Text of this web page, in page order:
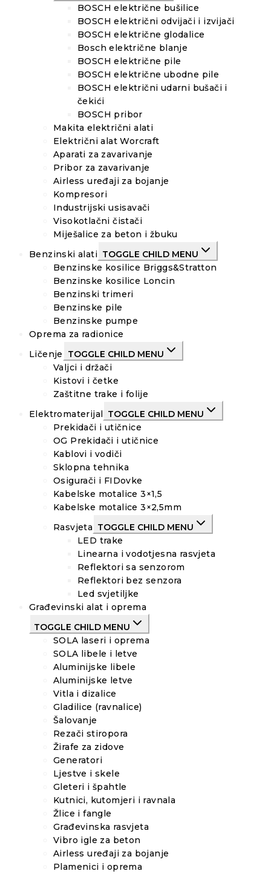
BOSCH električne bušilice
BOSCH električni odvijači i izvijači
BOSCH električne glodalice
Bosch električne blanje
BOSCH električne pile
BOSCH električne ubodne pile
BOSCH električni udarni bušači i
čekići
BOSCH pribor
Makita električni alati
Električni alat Worcraft
Aparati za zavarivanje
Pribor za zavarivanje
Airless uređaji za bojanje
Kompresori
Industrijski usisavači
Visokotlačni čistači
Miješalice za beton i žbuku
Benzinski alati TOGGLE CHILD MENU
Benzinske kosilice Briggs&Stratton
Benzinske kosilice Loncin
Benzinski trimeri
Benzinske pile
Benzinske pumpe
Oprema za radionice
Ličenje
TOGGLE CHILD MENU
Valjci i držači
Kistovi i četke
Zaštitne trake i folije
Elektromaterijal
TOGGLE CHILD MENU
Prekidači i utičnice
OG Prekidači i utičnice
Kablovi i vodiči
Sklopna tehnika
Osigurači i FIDovke
Kabelske motalice 3×1,5
Kabelske motalice 3×2,5mm
Rasvjeta TOGGLE CHILD MENU
LED trake
Linearna i vodotjesna rasvjeta
Reflektori sa senzorom
Reflektori bez senzora
Led svjetiljke
Građevinski alat i oprema
TOGGLE CHILD MENU
SOLA laseri i oprema
SOLA libele i letve
Aluminijske libele
Aluminijske letve
Vitla i dizalice
Gladilice (ravnalice)
Šalovanje
Rezači stiropora
Žirafe za zidove
Generatori
Ljestve i skele
Gleteri i špahtle
Kutnici, kutomjeri i ravnala
Žlice i fangle
Građevinska rasvjeta
Vibro igle za beton
Airless uređaji za bojanje
Plamenici i oprema